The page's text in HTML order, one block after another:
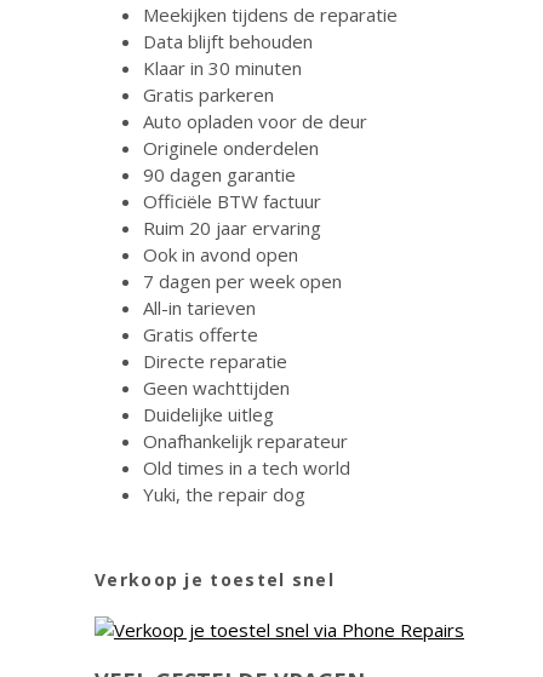
Meekijken tijdens de reparatie
Data blijft behouden
Klaar in 30 minuten
Gratis parkeren
Auto opladen voor de deur
Originele onderdelen
90 dagen garantie
Officiële BTW factuur
Ruim 20 jaar ervaring
Ook in avond open
7 dagen per week open
All-in tarieven
Gratis offerte
Directe reparatie
Geen wachttijden
Duidelijke uitleg
Onafhankelijk reparateur
Old times in a tech world
Yuki, the repair dog
Verkoop je toestel snel